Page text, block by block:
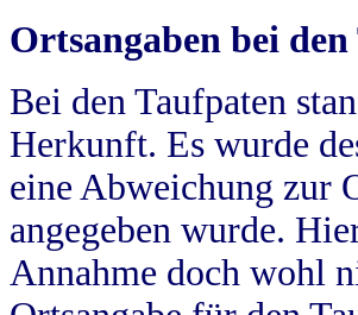
Ortsangaben bei
Bei den Taufpaten
Herkunft. Es wurde
eine Abweichung zur
angegeben wurde.
Annahme doch wohl